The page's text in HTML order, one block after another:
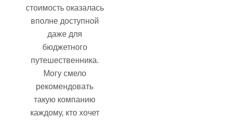
стоимость оказалась
вполне доступной
даже для
бюджетного
путешественника.
Могу смело
рекомендовать
такую компанию
каждому, кто хочет